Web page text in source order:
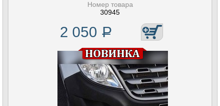
Номер товара
30945
2 050 Р